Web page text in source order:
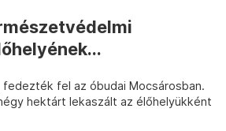
fel az óbudai Mocsárosban.
hektárt lekaszált az élőhelyükként